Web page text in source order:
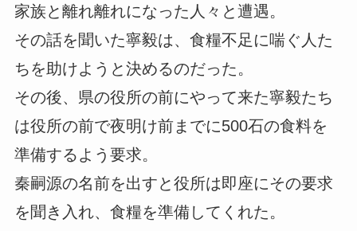
家族と離れ離れになった人々と遭遇。
その話を聞いた寧毅は、食糧不足に喘ぐ人た
ちを助けようと決めるのだった。
その後、県の役所の前にやって来た寧毅たち
は役所の前で夜明け前までに500石の食料を
準備するよう要求。
秦嗣源の名前を出すと役所は即座にその要求
を聞き入れ、食糧を準備してくれた。